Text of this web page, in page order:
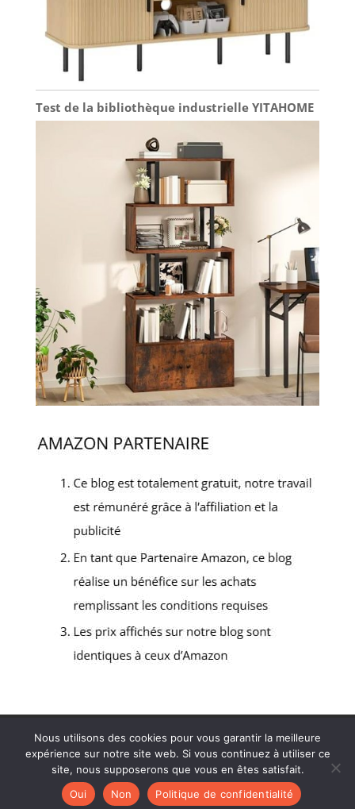
Test de la bibliothèque industrielle YITAHOME
Politique de confidentialité
Mentions légales
Contact
Tous droits réservés - Ébénisterie du Lubéron 2026
Nous utilisons des cookies pour vous garantir la meilleure
expérience sur notre site web. Si vous continuez à utiliser ce
site, nous supposerons que vous en êtes satisfait.
Oui
Non Politique de confidentialité